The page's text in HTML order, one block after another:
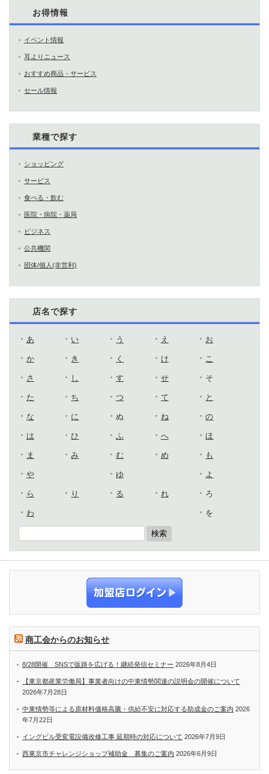
お得情報
イベント情報
耳よりニュース
おすすめ商品・サービス
セール情報
業種で探す
ショッピング
サービス
食べる・飲む
医院・病院・薬局
ビジネス
公共機関
団体/個人(非営利)
店名で探す
あ い う え お
か き く け こ
さ し す せ そ
た ち つ て と
な に ぬ ね の
は ひ ふ へ ほ
ま み む め も
や ゆ よ
ら り る れ ろ
わ を
商工会からのお知らせ
8/28開催 SNSで販路を広げる！継続発信セミナー 2026年8月4日
【東京都産業労働局】事業者向けの中東情勢関連の説明会の開催について
2026年7月28日
中東情勢等による原材料価格高騰・供給不安に対応する助成金のご案内 2026
年7月22日
イングビル受変電設備改修工事 延期時の対応について 2026年7月9日
西東京市チャレンジショップ補助金 募集のご案内 2026年6月9日